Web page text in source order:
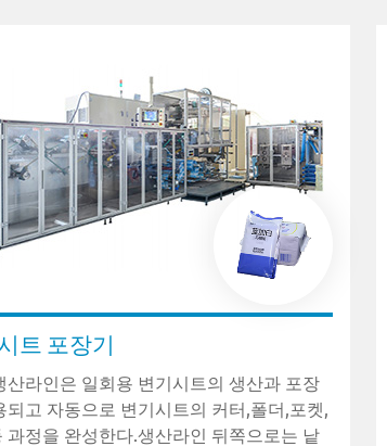
트 포장기
산라인은 일회용 변기시트의 생산과 포장
되고 자동으로 변기시트의 커터,폴더,포켓,
과정을 완성한다.생산라인 뒤쪽으로는 낱